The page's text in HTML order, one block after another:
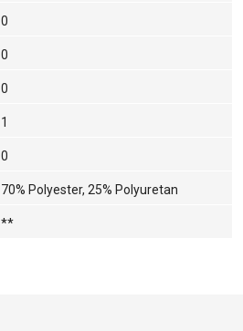
0
0
0
1
0
70% Polyester, 25% Polyuretan
**